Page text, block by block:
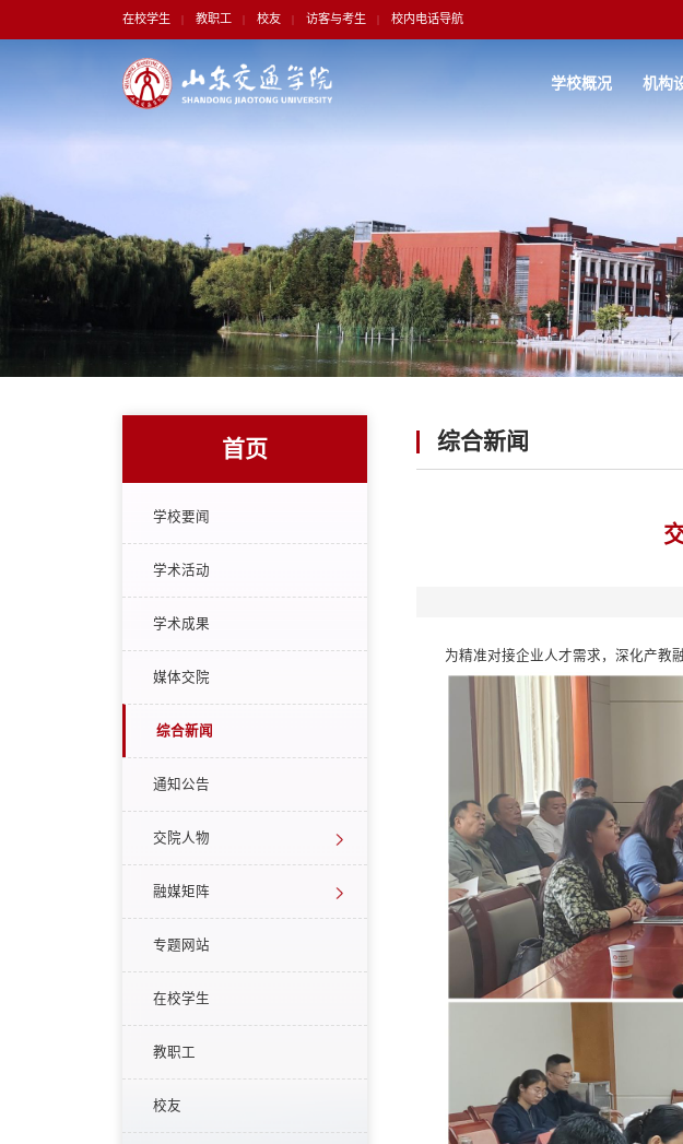
在校学生 教职工 校友 访客与考生 校内电话导航
学校概况 机构
首页
学校要闻
学术活动
学术成果
媒体交院
综合新闻
通知公告
交院人物
融媒矩阵
专题网站
在校学生
教职工
校友
综合新闻
为精准对接企业人才需求，深化产教